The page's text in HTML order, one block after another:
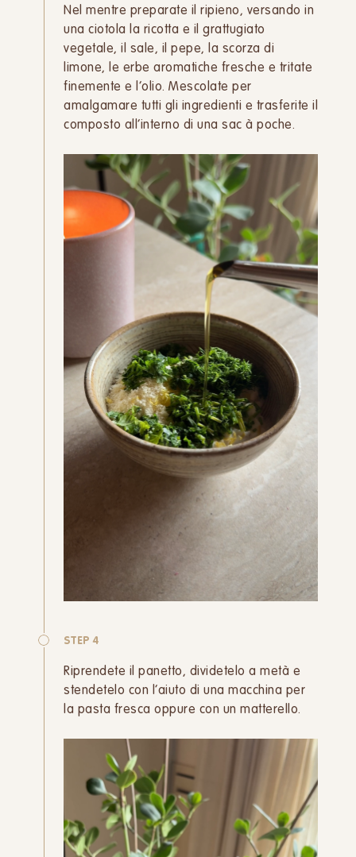
Nel mentre preparate il ripieno, versando in
una ciotola la ricotta e il grattugiato
vegetale, il sale, il pepe, la scorza di
limone, le erbe aromatiche fresche e tritate
finemente e l’olio. Mescolate per
amalgamare tutti gli ingredienti e trasferite il
composto all’interno di una sac à poche.
STEP 4
Riprendete il panetto, dividetelo a metà e
stendetelo con l’aiuto di una macchina per
la pasta fresca oppure con un matterello.